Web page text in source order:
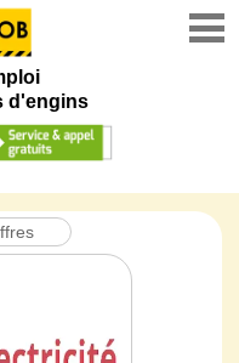
d'engins